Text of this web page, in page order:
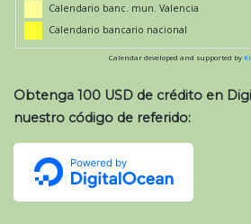
Calendario banc. mun. Valencia
Calendario bancario nacional
Calendar developed and supported by
Obtenga 100 USD de crédito en
nuestro código de referido: